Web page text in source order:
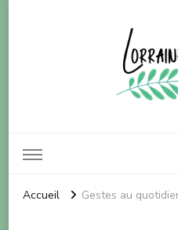
Accueil Gestes au